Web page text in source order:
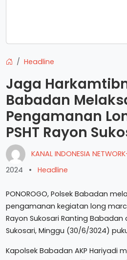
Headline
Jaga
Babadan
Pengamanan
PSHT Rayon
KANAL INDONESIA
2024
• Headline
PONOROGO, Polsek Babadan
pengamanan kegiatan long
Rayon Sukosari Ranting
Sukosari, Minggu (30/6/3024)
Kapolsek Babadan AKP Hariyadi